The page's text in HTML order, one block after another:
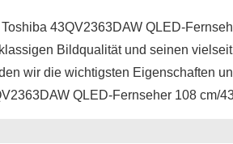
Toshiba 43QV2363DAW QLED-
Bildqualität und seinen
wir die wichtigsten Eigenschaften
QLED-Fernseher 108 cm/